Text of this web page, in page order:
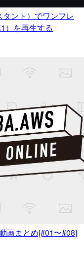
ント）でワンフレ
）を再生する
画まとめ[#01〜#08]